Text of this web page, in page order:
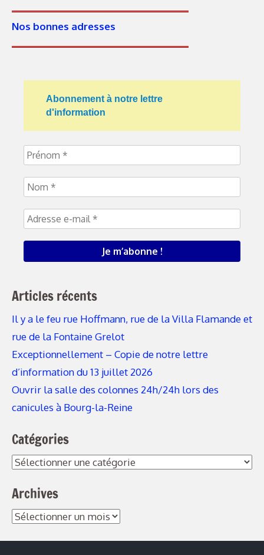
Nos bonnes adresses
Abonnement à notre lettre
d'information
Articles récents
Il y a le feu rue Hoffmann, rue de la Villa Flamande et
rue de la Fontaine Grelot
Exceptionnellement – Copie de notre lettre
d’information du 13 juillet 2026
Ouvrir la salle des colonnes 24h/24h lors des
canicules à Bourg-la-Reine
Catégories
Catégories
Archives
Archives